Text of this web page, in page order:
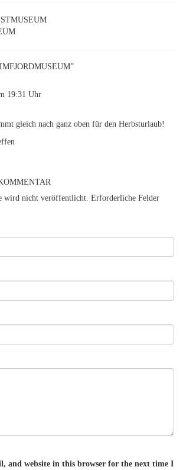
19:31 Uhr
gleich nach ganz oben für den Herbsturlaub!
wird nicht veröffentlicht. Erforderliche Felder
and website in this browser for the next time I